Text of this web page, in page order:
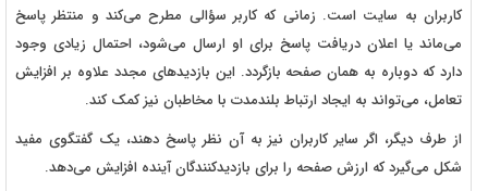
کاربران به سایت است. زمانی که کاربر سؤالی مطرح می‌کند و منتظر پاسخ
می‌ماند یا اعلان دریافت پاسخ برای او ارسال می‌شود، احتمال زیادی وجود
دارد که دوباره به همان صفحه بازگردد. این بازدیدهای مجدد علاوه بر افزایش
تعامل، می‌تواند به ایجاد ارتباط بلندمدت با مخاطبان نیز کمک کند.
از طرف دیگر، اگر سایر کاربران نیز به آن نظر پاسخ دهند، یک گفتگوی مفید
شکل می‌گیرد که ارزش صفحه را برای بازدیدکنندگان آینده افزایش می‌دهد.